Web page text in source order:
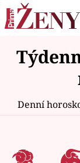
Trendy: Polabí
Témata
Denní